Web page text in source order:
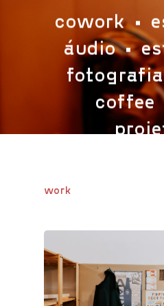
cowork •
áudio •
coffee
work